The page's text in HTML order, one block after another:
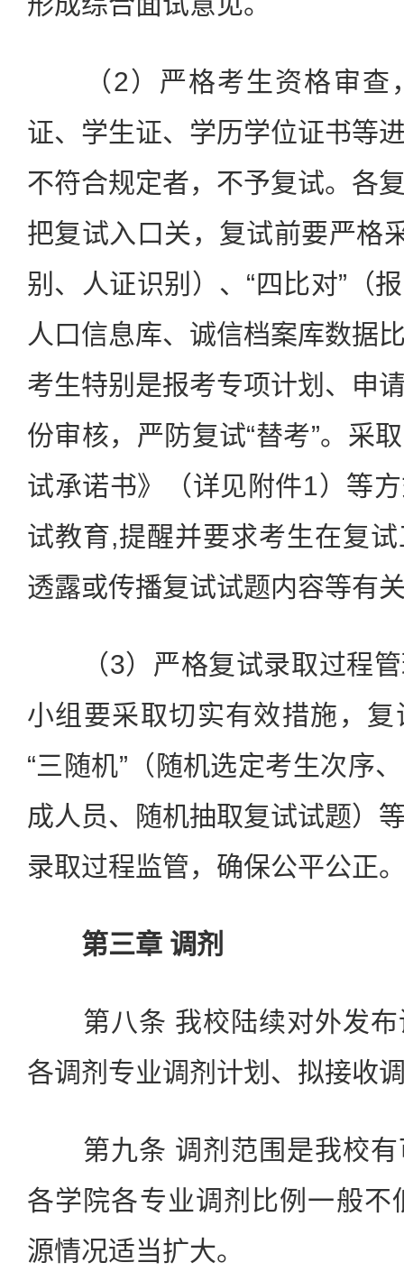
（2）严格考生资格审查
证、学生证、学历学位证书等
不符合规定者，不予复试。各
把复试入口关，复试前要严格
别、人证识别）、“四比对”（
人口信息库、诚信档案库数据
考生特别是报考专项计划、申
份审核，严防复试“替考”。采
试承诺书》（详见附件1）等
试教育,提醒并要求考生在复
透露或传播复试试题内容等有
（3）严格复试录取过程管
小组要采取切实有效措施，
“三随机”（随机选定考生次序
成人员、随机抽取复试试题）
录取过程监管，确保公平公正
第三章 调剂
第八条 我校陆续对外发布
各调剂专业调剂计划、拟接收
第九条 调剂范围是我校有
各学院各专业调剂比例一般不
源情况适当扩大。